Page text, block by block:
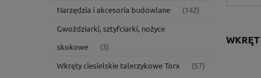
Narzędzia i akcesoria budowlane
(142)
Gwoździarki, sztyfciarki, nożyce
skokowe
(3)
Wkręty ciesielskie talerzykowe Torx
(57)